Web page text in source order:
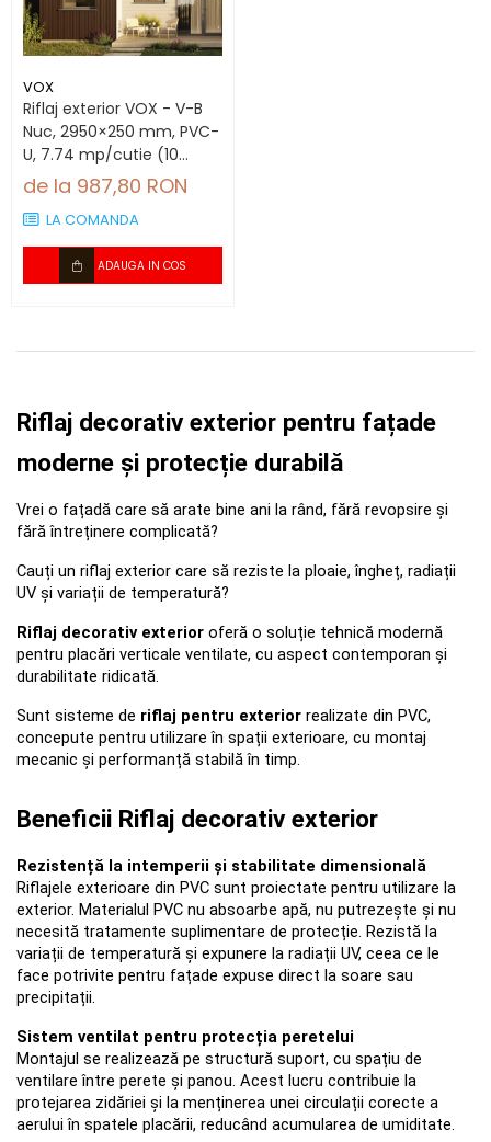
VOX
Riflaj exterior VOX - V-B
Nuc, 2950×250 mm, PVC-
U, 7.74 mp/cutie (10
bucăți)
de la 987,80 RON
LA COMANDA
ADAUGA IN COS
Riflaj decorativ exterior pentru fațade
moderne și protecție durabilă
Vrei o fațadă care să arate bine ani la rând, fără revopsire și
fără întreținere complicată?
Cauți un riflaj exterior care să reziste la ploaie, îngheț, radiații
UV și variații de temperatură?
Riflaj decorativ exterior oferă o soluție tehnică modernă
pentru placări verticale ventilate, cu aspect contemporan și
durabilitate ridicată.
Sunt sisteme de riflaj pentru exterior realizate din PVC,
concepute pentru utilizare în spații exterioare, cu montaj
mecanic și performanță stabilă în timp.
Beneficii Riflaj decorativ exterior
Rezistență la intemperii și stabilitate dimensională
Riflajele exterioare din PVC sunt proiectate pentru utilizare la
exterior. Materialul PVC nu absoarbe apă, nu putrezește și nu
necesită tratamente suplimentare de protecție. Rezistă la
variații de temperatură și expunere la radiații UV, ceea ce le
face potrivite pentru fațade expuse direct la soare sau
precipitații.
Sistem ventilat pentru protecția peretelui
Montajul se realizează pe structură suport, cu spațiu de
ventilare între perete și panou. Acest lucru contribuie la
protejarea zidăriei și la menținerea unei circulații corecte a
aerului în spatele placării, reducând acumularea de umiditate.